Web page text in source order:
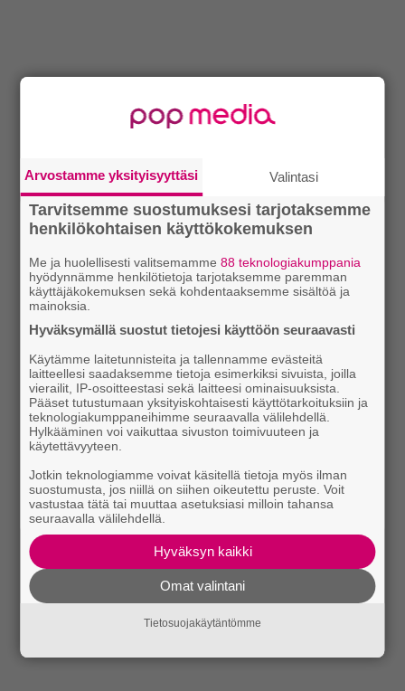
Arvostamme yksityisyyttäsi Valintasi
Tarvitsemme suostumuksesi tarjotaksemme
henkilökohtaisen käyttökokemuksen
Me ja huolellisesti valitsemamme88 teknologiakumppania
hyödynnämme henkilötietoja tarjotaksemme paremman
käyttäjäkokemuksen sekä kohdentaaksemme sisältöä ja
mainoksia.
Hyväksymällä suostut tietojesi käyttöön seuraavasti
Käytämme laitetunnisteita ja tallennamme evästeitä
laitteellesi saadaksemme tietoja esimerkiksi sivuista, joilla
vierailit, IP-osoitteestasi sekä laitteesi ominaisuuksista.
Pääset tutustumaan yksityiskohtaisesti käyttötarkoituksiin ja
teknologiakumppaneihimme seuraavalla välilehdellä.
Hylkääminen voi vaikuttaa sivuston toimivuuteen ja
käytettävyyteen.
Jotkin teknologiamme voivat käsitellä tietoja myös ilman
suostumusta, jos niillä on siihen oikeutettu peruste. Voit
vastustaa tätä tai muuttaa asetuksiasi milloin tahansa
seuraavalla välilehdellä.
Hyväksyn kaikki
Omat valintani
Tietosuojakäytäntömme